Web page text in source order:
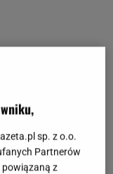
sp. z o.o.
Partnerów
powiązaną z